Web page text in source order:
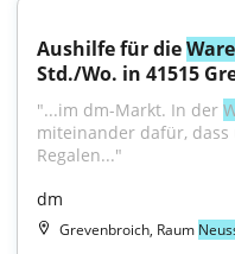
Aushilfe für die
Std./Wo. in 41515
"...im dm-Markt. In der
miteinander dafür,
Regalen..."
dm
Grevenbroich, Raum